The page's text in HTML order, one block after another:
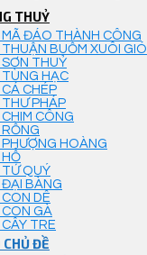
THUỶ
ĐÁO THÀNH CÔNG
BUỒM XUÔI GIÓ
THUỶ
HẠC
CHÉP
PHÁP
CÔNG
HOÀNG
QUÝ
BÀNG
DÊ
GÀ
TRE
ĐỀ